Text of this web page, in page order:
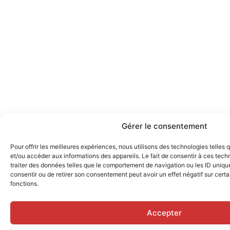
Gérer le consentement
Pour offrir les meilleures expériences, nous utilisons des technologies telles
et/ou accéder aux informations des appareils. Le fait de consentir à ces
traiter des données telles que le comportement de navigation ou les ID
consentir ou de retirer son consentement peut avoir un effet négatif sur
fonctions.
Accepter